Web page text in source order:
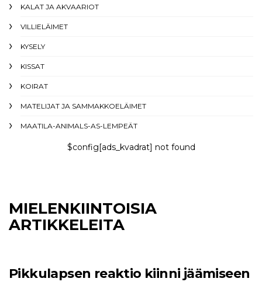
KALAT JA AKVAARIOT
VILLIELÄIMET
KYSELY
KISSAT
KOIRAT
MATELIJAT JA SAMMAKKOELÄIMET
MAATILA-ANIMALS-AS-LEMPEÄT
$config[ads_kvadrat] not found
MIELENKIINTOISIA
ARTIKKELEITA
Pikkulapsen reaktio kiinni jäämiseen